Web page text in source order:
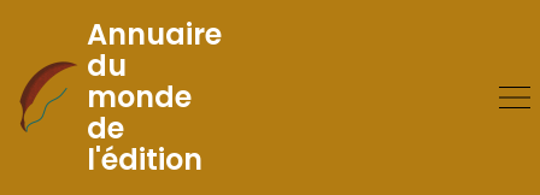
Skip
to
Content
Annuaire
du
monde
de
l'édition